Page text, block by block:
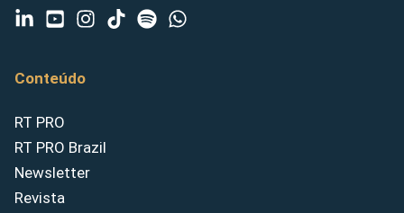
Conteúdo
RT PRO
RT PRO Brazil
Newsletter
Revista